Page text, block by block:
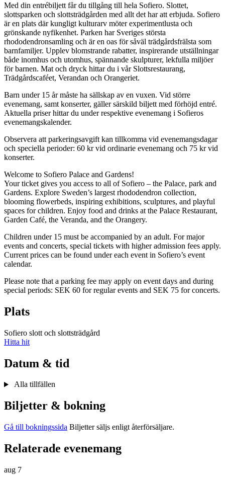
Med din entrébiljett får du tillgång till hela Sofiero. Slottet,
slottsparken och slottsträdgården med allt det har att erbjuda. Sofiero
är en plats där kungligt kulturarv möter experimentlusta och
grönskande nyfikenhet. Parken har Sveriges största
rhododendronsamling och är en oas för såväl trädgårdsfrälsta som
barnfamiljer. Upplev blomstrande rabatter, inspirerande utställningar
både inomhus och utomhus, spännande skulpturer, lekfulla miljöer
för barnen. Mat och dryck hittar du i vår Slottsrestaurang,
Trädgårdscaféet, Verandan och Orangeriet.
Barn under 15 år måste ha sällskap av en vuxen. Vid större
evenemang, samt konserter, gäller särskild biljett med förhöjd entré.
Aktuella priser hittar du under respektive evenemang i Sofieros
evenemangskalender.
Observera att parkeringsavgift kan tillkomma vid evenemangsdagar
och speciella perioder: 60 kr vid ordinarie evenemang och 75 kr vid
konserter.
Welcome to Sofiero Palace and Gardens!
Your ticket gives you access to all of Sofiero – the Palace, park and
Gardens. Explore Sweden’s largest rhododendron collection,
blooming flowerbeds, inspiring exhibitions, sculptures, and playful
spaces for children. Enjoy food and drinks at the Palace Restaurant,
Garden Café, the Veranda, and the Orangery.
Children under 15 must be accompanied by an adult. For major
events and concerts, special tickets with higher admission fees apply.
Current prices can be found under each event in Sofiero’s event
calendar.
Please note that a parking fee may apply on event days and during
special periods: SEK 60 for regular events and SEK 75 for concerts.
Plats
Sofiero slott och slottsträdgård
Hitta hit
Datum & tid
Alla tillfällen
Biljetter & bokning
Gå till bokningssida Biljetter säljs enligt återförsäljare.
Relaterade evenemang
aug 7